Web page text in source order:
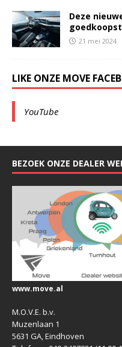
Deze
21 mei 2024
LIKE ONZE MOVE
YouTube
BEZOEK ONZE DEALER
www.move.al
M.O.V.E. b.v.
Muzenlaan 1
5631 GA, Eindhoven